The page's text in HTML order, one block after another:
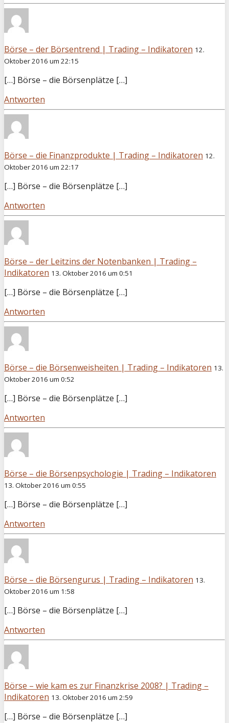
Börse – der Börsentrend | Trading – Indikatoren 12.
Oktober 2016 um 22:15
[…] Börse – die Börsenplätze […]
Antworten
Börse – die Finanzprodukte | Trading – Indikatoren 12.
Oktober 2016 um 22:17
[…] Börse – die Börsenplätze […]
Antworten
Börse – der Leitzins der Notenbanken | Trading –
Indikatoren 13. Oktober 2016 um 0:51
[…] Börse – die Börsenplätze […]
Antworten
Börse – die Börsenweisheiten | Trading – Indikatoren 13.
Oktober 2016 um 0:52
[…] Börse – die Börsenplätze […]
Antworten
Börse – die Börsenpsychologie | Trading – Indikatoren
13. Oktober 2016 um 0:55
[…] Börse – die Börsenplätze […]
Antworten
Börse – die Börsengurus | Trading – Indikatoren 13.
Oktober 2016 um 1:58
[…] Börse – die Börsenplätze […]
Antworten
Börse – wie kam es zur Finanzkrise 2008? | Trading –
Indikatoren 13. Oktober 2016 um 2:59
[…] Börse – die Börsenplätze […]